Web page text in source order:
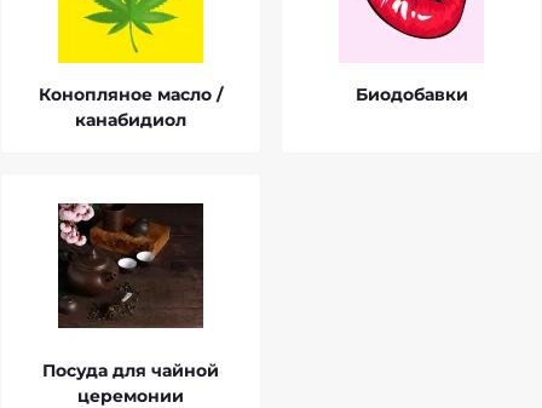
Конопляное масло /
канабидиол
Биодобавки
Посуда для чайной
церемонии